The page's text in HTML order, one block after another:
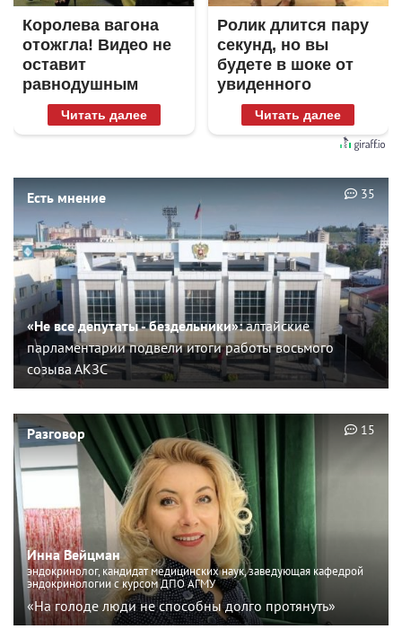
Королева вагона
отожгла! Видео не
оставит
равнодушным
Читать далее
Ролик длится пару
секунд, но вы
будете в шоке от
увиденного
Читать далее
Есть мнение
«Не все депутаты - бездельники»:алтайские
парламентарии подвели итоги работы восьмого
созыва АКЗС
35
Разговор
Инна Вейцман
эндокринолог, кандидат медицинских наук, заведующая кафедрой
эндокринологии с курсом ДПО АГМУ
«На голоде люди не способны долго протянуть»
15